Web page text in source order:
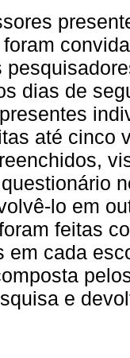
dias de
até cinco
lo em
feitas
em cada
e